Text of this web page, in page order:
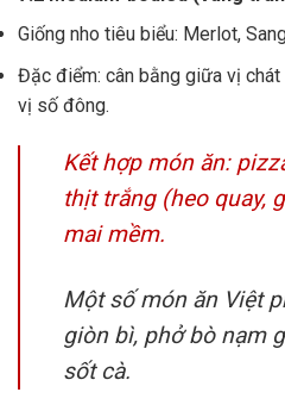
Giống nho tiêu biểu: Merlot,
Đặc điểm: cân bằng giữa vị
vị số đông.
Kết hợp món ăn:
thịt trắng (heo quay,
mai mềm.
Một số món ăn Việt
giòn bì, phở bò nạm
sốt cà.